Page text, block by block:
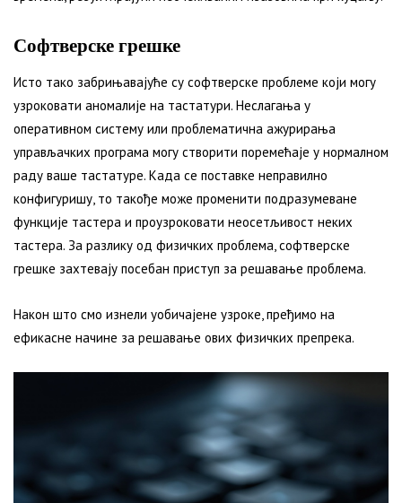
Софтверске грешке
Исто тако забрињавајуће су софтверске проблеме који могу
узроковати аномалије на тастатури. Неслагања у
оперативном систему или проблематична ажурирања
управљачких програма могу створити поремећаје у нормалном
раду ваше тастатуре. Када се поставке неправилно
конфигуришу, то такође може променити подразумеване
функције тастера и проузроковати неосетљивост неких
тастера. За разлику од физичких проблема, софтверске
грешке захтевају посебан приступ за решавање проблема.
Након што смо изнели уобичајене узроке, пређимо на
ефикасне начине за решавање ових физичких препрека.